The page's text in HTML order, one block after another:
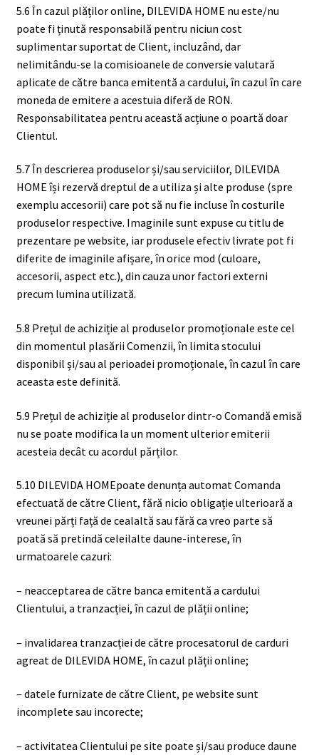
5.6 În cazul plăților online, DILEVIDA HOME nu este/nu
poate fi ținută responsabilă pentru niciun cost
suplimentar suportat de Client, incluzând, dar
nelimitându-se la comisioanele de conversie valutară
aplicate de către banca emitentă a cardului, în cazul în care
moneda de emitere a acestuia diferă de RON.
Responsabilitatea pentru această acțiune o poartă doar
Clientul.
5.7 În descrierea produselor și/sau serviciilor, DILEVIDA
HOME își rezervă dreptul de a utiliza și alte produse (spre
exemplu accesorii) care pot să nu fie incluse în costurile
produselor respective. Imaginile sunt expuse cu titlu de
prezentare pe website, iar produsele efectiv livrate pot fi
diferite de imaginile afișare, în orice mod (culoare,
accesorii, aspect etc.), din cauza unor factori externi
precum lumina utilizată.
5.8 Prețul de achiziție al produselor promoționale este cel
din momentul plasării Comenzii, în limita stocului
disponibil și/sau al perioadei promoționale, în cazul în care
aceasta este definită.
5.9 Prețul de achiziție al produselor dintr-o Comandă emisă
nu se poate modifica la un moment ulterior emiterii
acesteia decât cu acordul părților.
5.10 DILEVIDA HOMEpoate denunța automat Comanda
efectuată de către Client, fără nicio obligație ulterioară a
vreunei părți față de cealaltă sau fără ca vreo parte să
poată să pretindă celeilalte daune-interese, în
urmatoarele cazuri:
– neacceptarea de către banca emitentă a cardului
Clientului, a tranzacției, în cazul de plății online;
– invalidarea tranzacției de către procesatorul de carduri
agreat de DILEVIDA HOME, în cazul plății online;
– datele furnizate de către Client, pe website sunt
incomplete sau incorecte;
– activitatea Clientului pe site poate și/sau produce daune